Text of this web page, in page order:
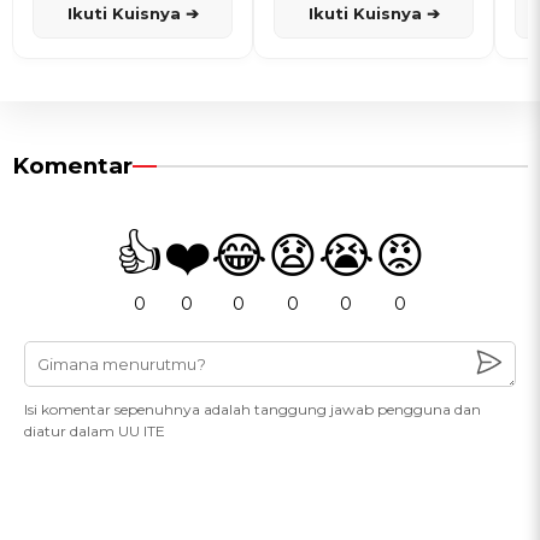
Ikuti Kuisnya ➔ Ikuti Kuisnya ➔
Komentar
👍
0
❤️
0
😂
0
😧
0
😭
0
😡
0
Isi komentar sepenuhnya adalah tanggung jawab pengguna dan
diatur dalam UU ITE